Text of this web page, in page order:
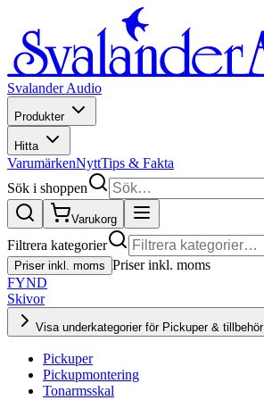
Svalander Audio
Produkter
Hitta
VarumärkenNyttTips & Fakta
Sök i shoppen
Varukorg
Filtrera kategorier
Priser inkl. moms Priser inkl. moms
FYND
Skivor
Visa underkategorier för Pickuper & tillbehör
Pickuper
Pickupmontering
Tonarmsskal